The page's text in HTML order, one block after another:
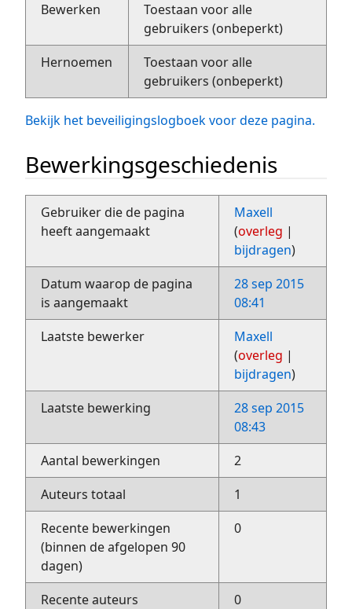
Bewerken
Toestaan voor alle
gebruikers (onbeperkt)
Hernoemen
Toestaan voor alle
gebruikers (onbeperkt)
Bekijk het beveiligingslogboek voor deze pagina.
Bewerkingsgeschiedenis
Gebruiker die de pagina
heeft aangemaakt
Maxell
(overleg |
bijdragen)
Datum waarop de pagina
is aangemaakt
28 sep 2015
08:41
Laatste bewerker
Maxell
(overleg |
bijdragen)
Laatste bewerking
28 sep 2015
08:43
Aantal bewerkingen
2
Auteurs totaal
1
Recente bewerkingen
(binnen de afgelopen 90
dagen)
0
Recente auteurs 0